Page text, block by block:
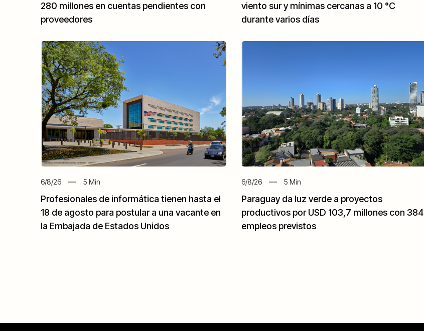
280 millones en cuentas pendientes con
proveedores
viento sur y mínimas cercanas a 10 °C
durante varios días
6/8/26 5 Min
Profesionales de informática tienen hasta el
18 de agosto para postular a una vacante en
la Embajada de Estados Unidos
6/8/26 5 Min
Paraguay da luz verde a proyectos
productivos por USD 103,7 millones con 384
empleos previstos